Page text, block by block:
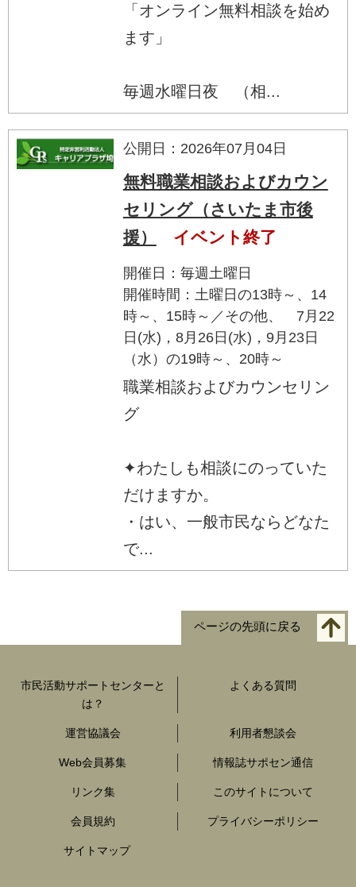
「オンライン無料相談を始め
ます」
毎週水曜日夜 （相...
公開日：2026年07月04日
無料職業相談およびカウン
セリング（さいたま市後
援）
イベント終了
開催日：毎週土曜日
開催時間：土曜日の13時～、14
時～、15時～／その他、 7月22
日(水)，8月26日(水)，9月23日
（水）の19時～、20時～
職業相談およびカウンセリン
グ
✦わたしも相談にのっていた
だけますか。
・はい、一般市民ならどなた
で...
ページの先頭に戻る
市民活動サポートセンターと
は？
よくある質問
運営協議会 利用者懇談会
Web会員募集 情報誌サポセン通信
リンク集 このサイトについて
会員規約 プライバシーポリシー
サイトマップ